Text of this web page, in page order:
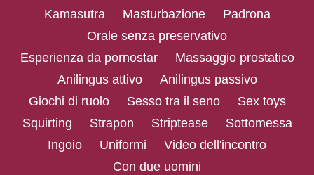
Kamasutra
Masturbazione
Padrona
Orale senza preservativo
Esperienza da pornostar
Massaggio prostatico
Anilingus attivo
Anilingus passivo
Giochi di ruolo
Sesso tra il seno
Sex toys
Squirting
Strapon Striptease
Sottomessa
Ingoio
Uniformi
Video dell'incontro
Con due uomini